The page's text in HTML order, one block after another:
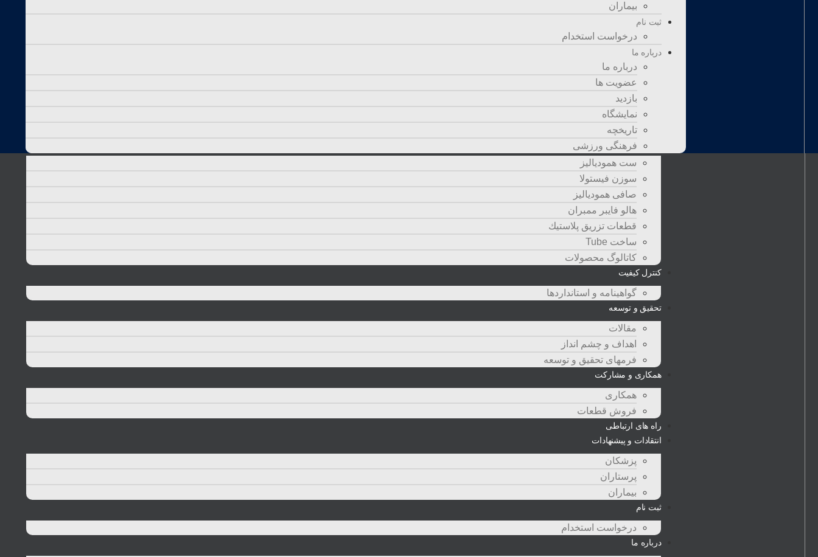
بيماران
ثبت نام
درخواست استخدام
درباره ما
درباره ما
عضویت ها
بازدید
نمایشگاه
تاريخچه
فرهنگی ورزشی
صفحه اصلی
محصولات
ست همودیالیز
سوزن فیستولا
صافی همودیالیز
هالو فایبر ممبران
قطعات تزريق پلاستيك
ساخت Tube
کاتالوگ محصولات
کنترل کیفیت
گواهينامه و استانداردها
تحقيق و توسعه
مقالات
اهداف و چشم انداز
فرمهای تحقیق و توسعه
همکاری و مشارکت
همکاری
فروش قطعات
راه های ارتباطی
انتقادات و پيشنهادات
پزشكان
پرستاران
بيماران
ثبت نام
درخواست استخدام
درباره ما